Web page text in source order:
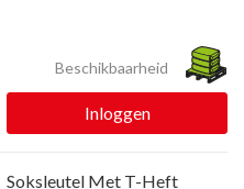
Beschikbaarheid
Inloggen
Soksleutel Met T-Heft